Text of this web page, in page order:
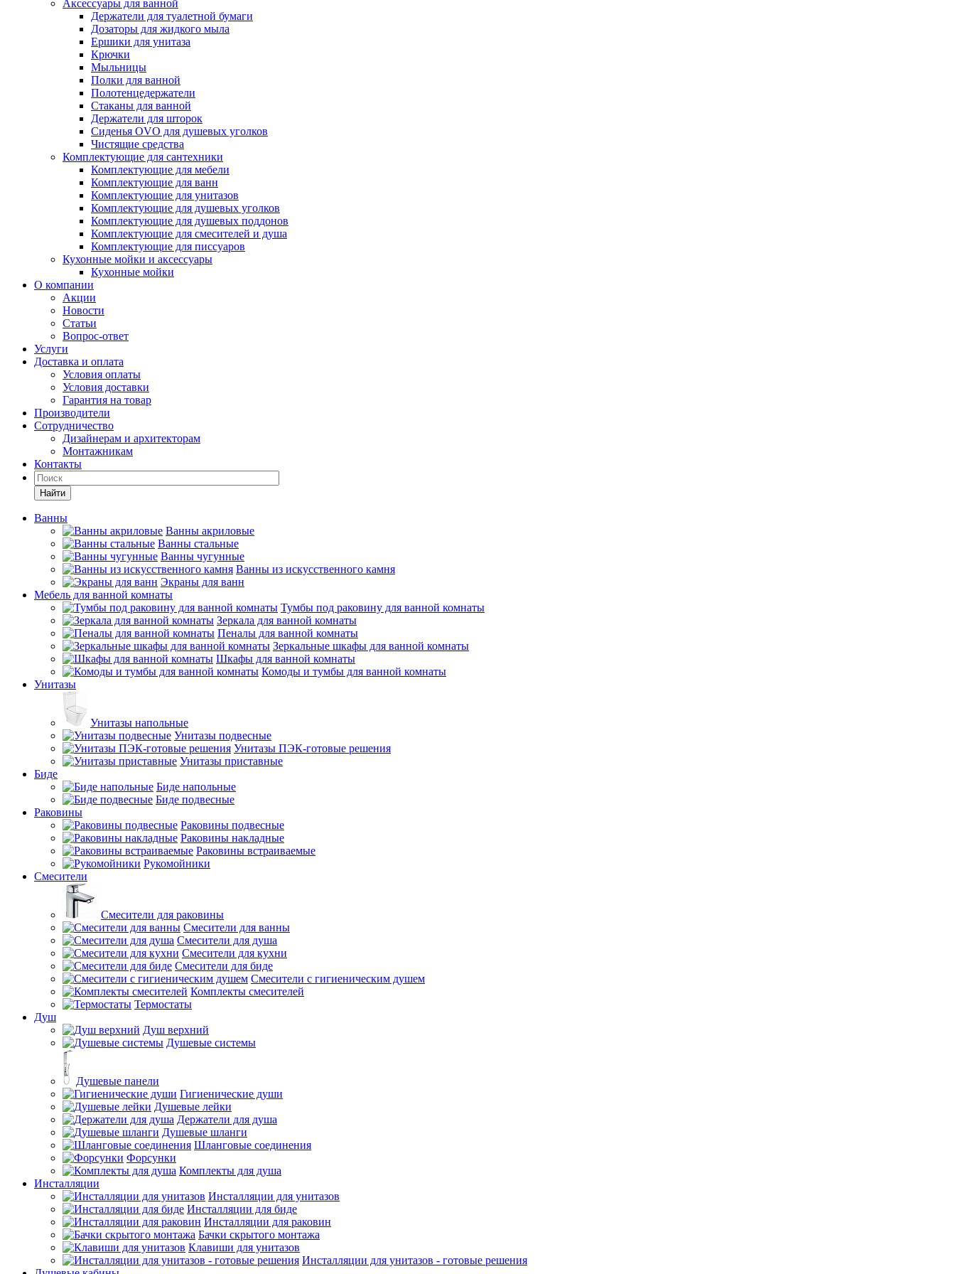
Аксессуары для ванной
Держатели для туалетной бумаги
Дозаторы для жидкого мыла
Ершики для унитаза
Крючки
Мыльницы
Полки для ванной
Полотенцедержатели
Стаканы для ванной
Держатели для шторок
Сиденья OVO для душевых уголков
Чистящие средства
Комплектующие для сантехники
Комплектующие для мебели
Комплектующие для ванн
Комплектующие для унитазов
Комплектующие для душевых уголков
Комплектующие для душевых поддонов
Комплектующие для смесителей и душа
Комплектующие для писсуаров
Кухонные мойки и аксессуары
Кухонные мойки
О компании
Акции
Новости
Статьи
Вопрос-ответ
Услуги
Доставка и оплата
Условия оплаты
Условия доставки
Гарантия на товар
Производители
Сотрудничество
Дизайнерам и архитекторам
Монтажникам
Контакты
Найти
Ванны
Ванны акриловые
Ванны стальные
Ванны чугунные
Ванны из искусственного камня
Экраны для ванн
Мебель для ванной комнаты
Тумбы под раковину для ванной комнаты
Зеркала для ванной комнаты
Пеналы для ванной комнаты
Зеркальные шкафы для ванной комнаты
Шкафы для ванной комнаты
Комоды и тумбы для ванной комнаты
Унитазы
Унитазы напольные
Унитазы подвесные
Унитазы ПЭК-готовые решения
Унитазы приставные
Биде
Биде напольные
Биде подвесные
Раковины
Раковины подвесные
Раковины накладные
Раковины встраиваемые
Рукомойники
Смесители
Смесители для раковины
Смесители для ванны
Смесители для душа
Смесители для кухни
Смесители для биде
Смесители с гигиеническим душем
Комплекты смесителей
Термостаты
Душ
Душ верхний
Душевые системы
Душевые панели
Гигиенические души
Душевые лейки
Держатели для душа
Душевые шланги
Шланговые соединения
Форсунки
Комплекты для душа
Инсталляции
Инсталляции для унитазов
Инсталляции для биде
Инсталляции для раковин
Бачки скрытого монтажа
Клавиши для унитазов
Инсталляции для унитазов - готовые решения